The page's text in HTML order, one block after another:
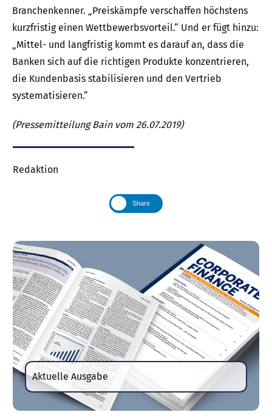
Branchenkenner. „Preiskämpfe verschaffen höchstens
kurzfristig einen Wettbewerbsvorteil.“ Und er fügt hinzu:
„Mittel- und langfristig kommt es darauf an, dass die
Banken sich auf die richtigen Produkte konzentrieren,
die Kundenbasis stabilisieren und den Vertrieb
systematisieren.“
(Pressemitteilung Bain vom 26.07.2019)
Redaktion
Share
Aktuelle Ausgabe